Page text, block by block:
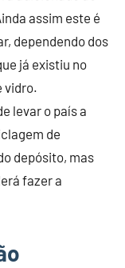
assim este é
dependendo dos
já existiu no
vidro.
levar o país a
de
depósito, mas
fazer a